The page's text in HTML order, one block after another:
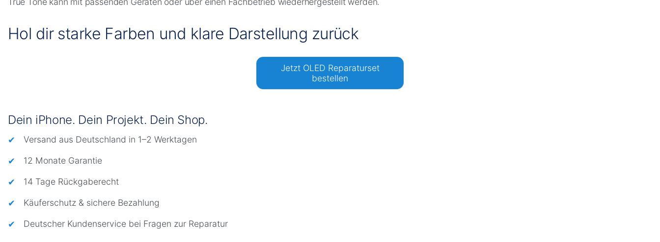
Hol dir starke Farben und klare Darstellung zurück
Jetzt OLED Reparaturset
bestellen
Dein iPhone. Dein Projekt. Dein Shop.
Versand aus Deutschland in 1–2 Werktagen
12 Monate Garantie
14 Tage Rückgaberecht
Käuferschutz & sichere Bezahlung
Deutscher Kundenservice bei Fragen zur Reparatur